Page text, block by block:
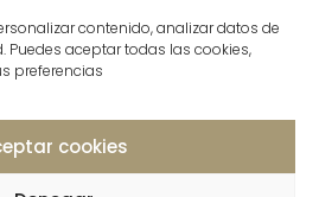
contenido, analizar datos de
aceptar todas las cookies,
preferencias
cookies